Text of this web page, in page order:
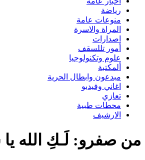
رياضة
منوعات عامة
المراة والاسرة
اصدارات
أمور تللسقف
علوم وتكنولوجيا
ألمكتبة
مبدعون وابطال الحرية
اغاني وفيديو
تعازي
محطات طبية
الارشيف
من صفرو: لَـكِ الله